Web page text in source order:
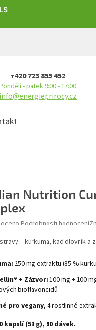
+420 723 855 452
Pondělí - pátek 9:00 - 17:00
info@energieprirody.cz
Nutrition
hodnocení produktu je 0,0 z 5
Podrobnosti hodnocení
– kurkuma, kadidlovník a
250 mg extraktu (85 %
+ Zázvor: 100 mg + 100
bioflavonoidů
pro vegany,4 rostlinné
kapslí (59 g), 90 dávek.